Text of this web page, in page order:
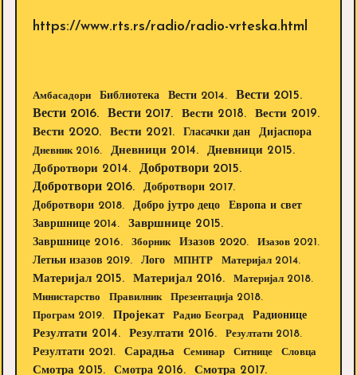
https://www.rts.rs/radio/radio-vrteska.html
Амбасадори Библиотека Вести 2014.
Вести 2015.
Вести 2016.
Вести 2017. Вести 2018.
Вести 2019.
Вести 2020.
Вести 2021. Гласачки дан Дијаспора
Дневник 2016. Дневници 2014.
Дневници 2015.
Добротвори 2014.
Добротвори 2015.
Добротвори 2016.
Добротвори 2017.
Добротвори 2018.
Добро јутро децо Европа и свет
Завршнице 2014.
Завршнице 2015.
Завршнице 2016.
Зборник Изазов 2020.
Изазов 2021.
Летњи изазов 2019.
Лого МПНТР Материјал 2014.
Материјал 2015. Материјал 2016.
Материјал 2018.
Министарство
Правилник
Презентација 2018.
Програм 2019.
Пројекат Радио Београд
Радионице
Резултати 2014.
Резултати 2016. Резултати 2018.
Резултати 2021. Сарадња Семинар Ситнице Словца
Смотра 2015. Смотра 2016. Смотра 2017.